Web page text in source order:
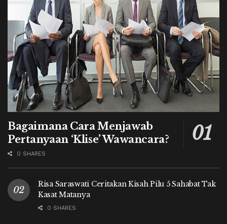
Bagaimana Cara Menjawab
Pertanyaan ‘Klise’ Wawancara?
0 SHARES
Risa Saraswati Ceritakan Kisah Pilu 5 Sahabat Tak
Kasat Matanya
0 SHARES